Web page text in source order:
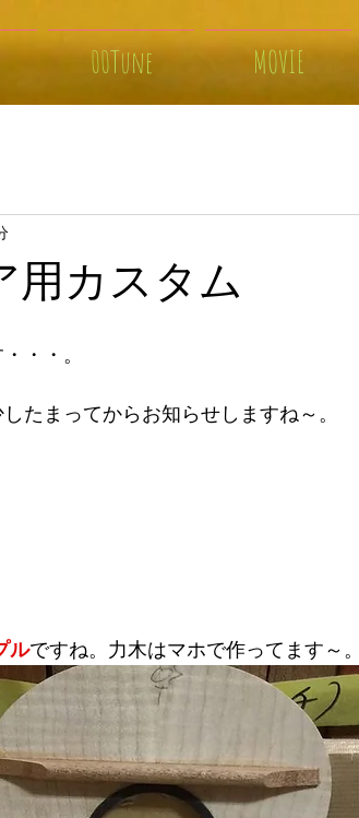
用カスタム
・・。
たまってからお知らせしますね～。
ルですね。力木はマホで作ってます～。
00Tune MOVIE